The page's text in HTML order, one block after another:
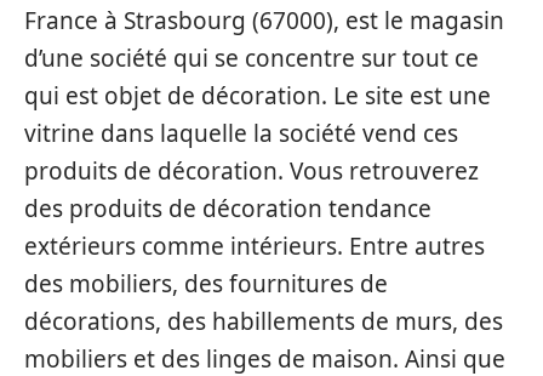
France à Strasbourg (67000), est le magasin
d’une société qui se concentre sur tout ce
qui est objet de décoration. Le site est une
vitrine dans laquelle la société vend ces
produits de décoration. Vous retrouverez
des produits de décoration tendance
extérieurs comme intérieurs. Entre autres
des mobiliers, des fournitures de
décorations, des habillements de murs, des
mobiliers et des linges de maison. Ainsi que